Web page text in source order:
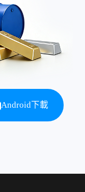
Android下載